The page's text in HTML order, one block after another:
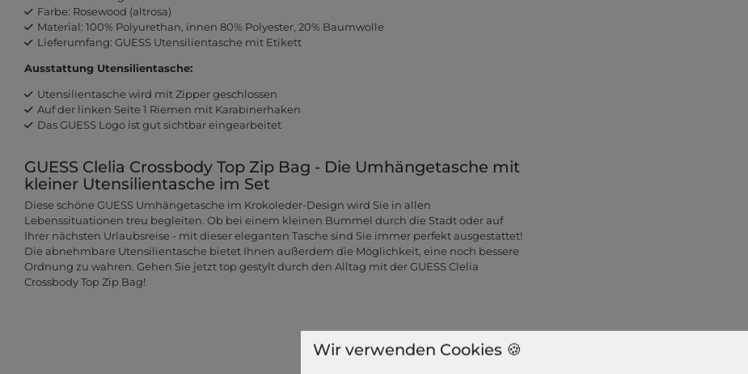
Farbe: Rosewood (altrosa)
Material: 100% Polyurethan, innen 80% Polyester, 20% Baumwolle
Lieferumfang: GUESS Utensilientasche mit Etikett
Ausstattung Utensilientasche:
Utensilientasche wird mit Zipper geschlossen
Auf der linken Seite 1 Riemen mit Karabinerhaken
Das GUESS Logo ist gut sichtbar eingearbeitet
GUESS Clelia Crossbody Top Zip Bag - Die Umhängetasche mit
kleiner Utensilientasche im Set
Diese schöne GUESS Umhängetasche im Krokoleder-Design wird Sie in allen
Lebenssituationen treu begleiten. Ob bei einem kleinen Bummel durch die Stadt oder auf
Ihrer nächsten Urlaubsreise - mit dieser eleganten Tasche sind Sie immer perfekt ausgestattet!
Die abnehmbare Utensilientasche bietet Ihnen außerdem die Möglichkeit, eine noch bessere
Ordnung zu wahren. Gehen Sie jetzt top gestylt durch den Alltag mit der GUESS Clelia
Crossbody Top Zip Bag!
Wir verwenden Cookies 🍪